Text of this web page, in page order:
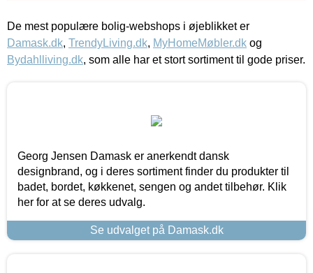
De mest populære bolig-webshops i øjeblikket er
Damask.dk, TrendyLiving.dk, MyHomeMøbler.dk og
Bydahlliving.dk, som alle har et stort sortiment til gode priser.
Georg Jensen Damask er anerkendt dansk
designbrand, og i deres sortiment finder du produkter til
badet, bordet, køkkenet, sengen og andet tilbehør. Klik
her for at se deres udvalg.
Se udvalget på Damask.dk